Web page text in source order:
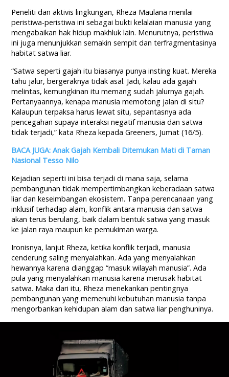
Peneliti dan aktivis lingkungan, Rheza Maulana menilai
peristiwa-peristiwa ini sebagai bukti kelalaian manusia yang
mengabaikan hak hidup makhluk lain. Menurutnya, peristiwa
ini juga menunjukkan semakin sempit dan terfragmentasinya
habitat satwa liar.
“Satwa seperti gajah itu biasanya punya insting kuat. Mereka
tahu jalur, bergeraknya tidak asal. Jadi, kalau ada gajah
melintas, kemungkinan itu memang sudah jalurnya gajah.
Pertanyaannya, kenapa manusia memotong jalan di situ?
Kalaupun terpaksa harus lewat situ, sepantasnya ada
pencegahan supaya interaksi negatif manusia dan satwa
tidak terjadi,” kata Rheza kepada Greeners, Jumat (16/5).
BACA JUGA: Anak Gajah Kembali Ditemukan Mati di Taman
Nasional Tesso Nilo
Kejadian seperti ini bisa terjadi di mana saja, selama
pembangunan tidak mempertimbangkan keberadaan satwa
liar dan keseimbangan ekosistem. Tanpa perencanaan yang
inklusif terhadap alam, konflik antara manusia dan satwa
akan terus berulang, baik dalam bentuk satwa yang masuk
ke jalan raya maupun ke pemukiman warga.
Ironisnya, lanjut Rheza, ketika konflik terjadi, manusia
cenderung saling menyalahkan. Ada yang menyalahkan
hewannya karena dianggap “masuk wilayah manusia”. Ada
pula yang menyalahkan manusia karena merusak habitat
satwa. Maka dari itu, Rheza menekankan pentingnya
pembangunan yang memenuhi kebutuhan manusia tanpa
mengorbankan kehidupan alam dan satwa liar penghuninya.